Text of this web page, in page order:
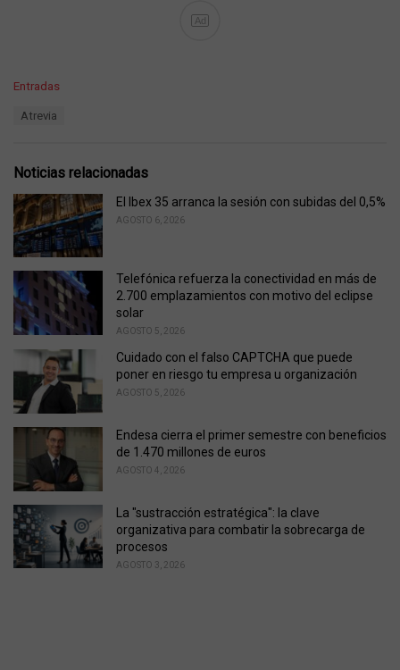
Ad
C
o
r
i
e
s
Entradas
:
Atrevia
Noticias relacionadas
El Ibex 35 arranca la sesión con subidas del 0,5%
AGOSTO 6, 2026
Telefónica refuerza la conectividad en más de
2.700 emplazamientos con motivo del eclipse
solar
AGOSTO 5, 2026
Cuidado con el falso CAPTCHA que puede
poner en riesgo tu empresa u organización
AGOSTO 5, 2026
Endesa cierra el primer semestre con beneficios
de 1.470 millones de euros
AGOSTO 4, 2026
La "sustracción estratégica": la clave
organizativa para combatir la sobrecarga de
procesos
AGOSTO 3, 2026